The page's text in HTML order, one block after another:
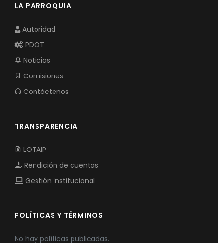
LA PARROQUIA
Autoridad
PDOT
Noticias
Comisiones
Contáctenos
TRANSPARENCIA
LOTAIP
Rendición de cuentas
Gestión Institucional
POLÍTICAS Y TÉRMINOS
No hay políticas publicadas.